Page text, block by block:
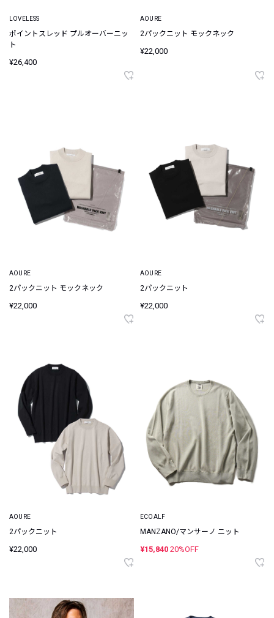
LOVELESS
ポイントスレッド プルオーバーニッ
ト
¥26,400
AOURE
2パックニット モックネック
¥22,000
AOURE
2パックニット モックネック
¥22,000
AOURE
2パックニット
¥22,000
AOURE
2パックニット
¥22,000
ECOALF
MANZANO/マンサーノ ニット
¥15,840 20%OFF